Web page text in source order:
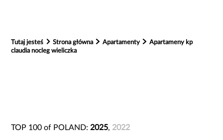
Tutaj jesteś Strona główna Apartamenty
Apartameny kp
claudia nocleg wieliczka
TOP 100 of POLAND: 2025, 2022